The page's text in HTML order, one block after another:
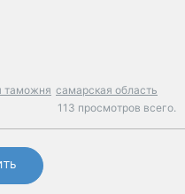
таможня самарская область
113 просмотров всего.